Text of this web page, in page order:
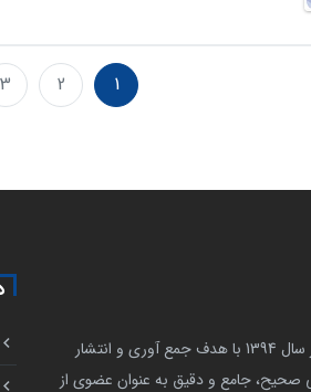
1
2
3
مرجع حقوقی ایران از سال 1394 با هدف جمع آوری و انتشار
صحیح، جامع و دقیق به عنوان عضوی از